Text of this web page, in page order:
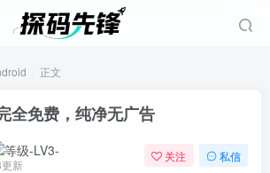
正文
全免费，纯净无广告
新
关注 私信